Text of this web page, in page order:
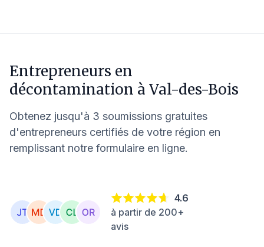
Entrepreneurs en
décontamination à Val-des-Bois
Obtenez jusqu'à 3 soumissions gratuites
d'entrepreneurs certifiés de votre région en
remplissant notre formulaire en ligne.
4.6
à partir de 200+
avis